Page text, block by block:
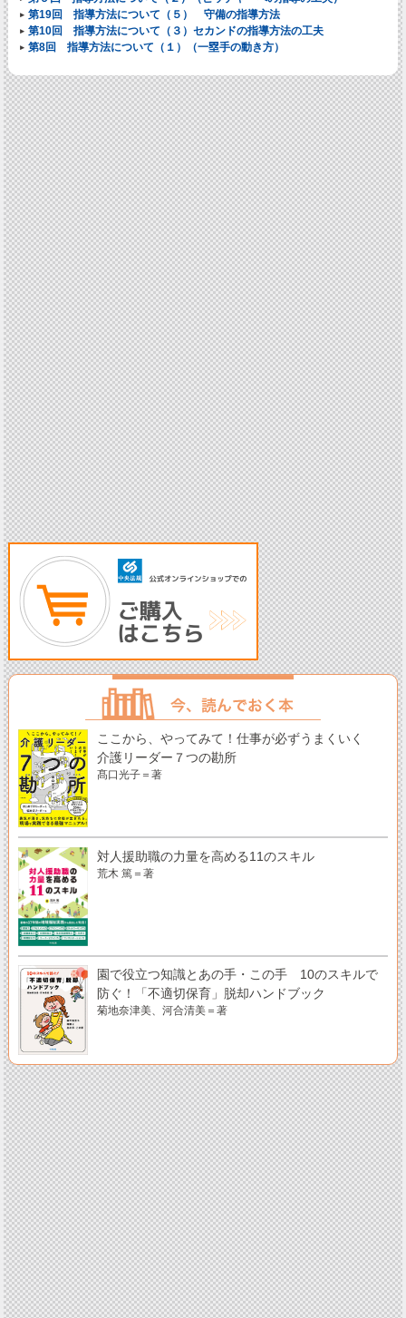
第19回 指導方法について（５） 守備の指導方法
第10回 指導方法について（３）セカンドの指導方法の工夫
第8回 指導方法について（１）（一塁手の動き方）
ここから、やってみて！仕事が必ずうまくいく
介護リーダー７つの勘所
髙口光子＝著
対人援助職の力量を高める11のスキル
荒木 篤＝著
園で役立つ知識とあの手・この手 10のスキルで
防ぐ！「不適切保育」脱却ハンドブック
菊地奈津美、河合清美＝著